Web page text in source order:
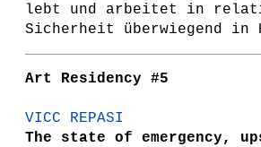
lebt und arbeitet in
Sicherheit überwiegend in
Art Residency #5
VICC REPASI
The state of emergency,